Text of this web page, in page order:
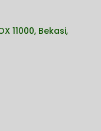
11000, Bekasi,